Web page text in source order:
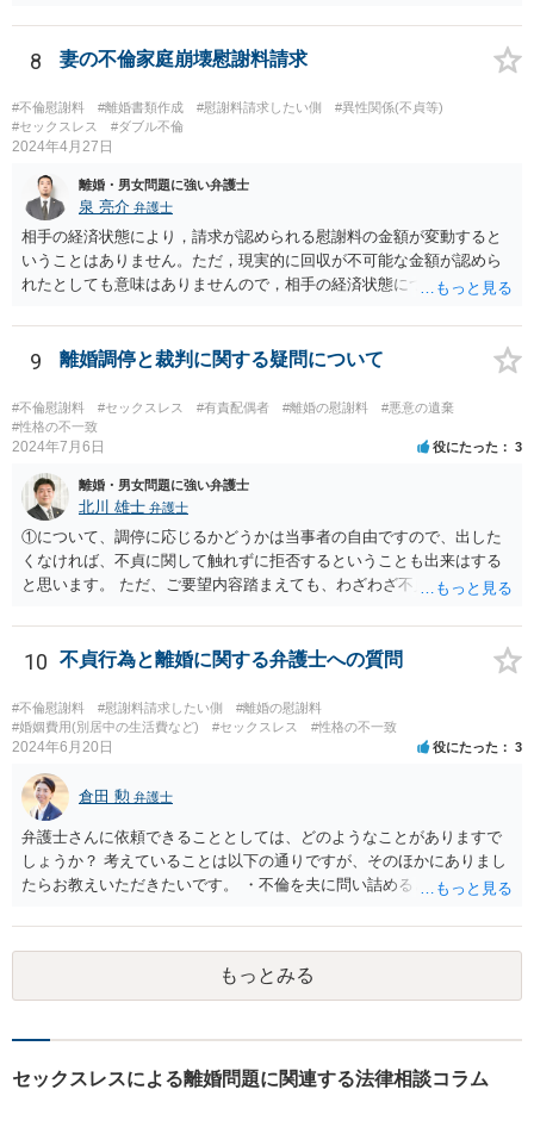
士に依頼して、相手の請求を拒否する旨の回答をするのが良いかと思
います。
8 妻の不倫家庭崩壊慰謝料請求
#不倫慰謝料 #離婚書類作成 #慰謝料請求したい側
#異性関係(不貞等)
#セックスレス
#ダブル不倫
2024年4月27日
離婚・男女問題に強い弁護士
泉 亮介 弁護士
相手の経済状態により，請求が認められる慰謝料の金額が変動すると
いうことはありません。ただ，現実的に回収が不可能な金額が認めら
れたとしても意味はありませんので，相手の経済状態については考慮
謝料と離婚慰謝料については，不貞慰謝料の中で離婚をすることとな
った点についても含めて金額を算定するケースが多いかと思われま
れますので，不貞慰謝料として離婚に至った点についても含めた慰謝
料の支払いを受けた上で，不貞により離婚となったことの慰謝料を配
偶者に別途請求することとなると事実上二重取りと評価される可能性
があるかと思われます。
9 離婚調停と裁判に関する疑問について
#不倫慰謝料 #セックスレス #有責配偶者 #離婚の慰謝料
#悪意の遺棄
#性格の不一致
2024年7月6日 役にたった 3
離婚・男女問題に強い弁護士
北川 雄士 弁護士
①について、調停に応じるかどうかは当事者の自由ですので、出した
くなければ、不貞に関して触れずに拒否するということも出来はする
と思います。 ただ、ご要望内容踏まえても、わざわざ不貞に触れない
償のこともあるので、不貞についてしっかりと主張する方針で進めて
も良いように思われます。 ②セックスレスと不貞と言っても、事案に
断言できません。 当該事案で、結局夫婦関係を破綻させた原因が何だ
ったと判断されるか次第です。 ただ、不貞があって出て行ったと認定
された場合、それまで夫婦として一応生活をしてきていたとなると、
不貞以前に夫婦関係が破綻していたと立証するのは一般に難しいよう
にも思われます。 また、有責配偶者となると、有責配偶者側からの離
婚請求は一般に困難となります。 ただ、法律等で何年と具体的に決ま
っている訳ではないので、お子様の状況を含めた経緯等含めて、裁判
所が有責配偶者からの請求であっても離婚を認めるべきであるかを判
断することになります。 いずれにせよ、実際に不貞があったことを示
10 不貞行為と離婚に関する弁護士への質問
#不倫慰謝料 #慰謝料請求したい側
#離婚の慰謝料
#婚姻費用(別居中の生活費など)
#セックスレス #性格の不一致
2024年6月20日 役にたった 3
倉田 勲 弁護士
弁護士さんに依頼できることとしては、どのようなことがありますで
しょうか？ 考えていることは以下の通りですが、そのほかにありまし
たらお教えいただきたいです。 ・不倫を夫に問い詰めるときに弁護士
次第になりますが、この依頼を受ける弁護士は少ない印象はありま
す。 ・不倫女に内容証明で慰謝料請求する ・婚姻費用を申立て（自分
でできるのか？） →離婚や不貞関係を扱っている弁護士であれば通常
対応しています。 なお、婚姻費用の申立てについてご自身で対応され
婚調停となった場合の継続的なサポート →離婚事件を扱っている弁護
もっとみる
セックスレスによる離婚問題に関連する法律相談コラム